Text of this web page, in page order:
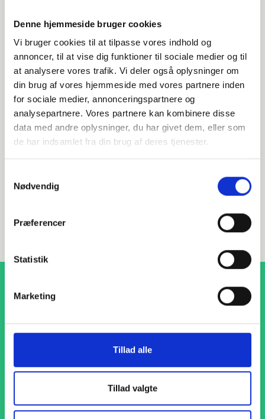
Denne hjemmeside bruger cookies
Vi bruger cookies til at tilpasse vores indhold og
annoncer, til at vise dig funktioner til sociale medier og til
at analysere vores trafik. Vi deler også oplysninger om
din brug af vores hjemmeside med vores partnere inden
for sociale medier, annonceringspartnere og
analysepartnere. Vores partnere kan kombinere disse
data med andre oplysninger, du har givet dem, eller som
de har indsamlet fra din brug af deres tjenester.
Nødvendig
Præferencer
Statistik
Marketing
Tillad alle
Tillad valgte
Har du spørgsmål?
Vi står klar til at hjælpe med spørgsmål om produkter,
service eller andet. Kontakt os for professionel rådgivning
og sparring.
1-4 dages levering
Med hurtig levering på kun 1-4 dage sikrer vi, at dine
præcist og til tiden, så du kan holde dit produktionsflow